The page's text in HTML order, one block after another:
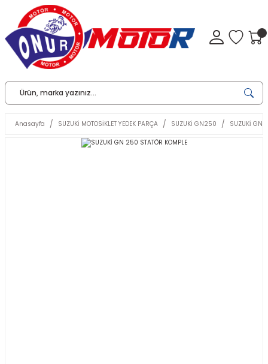
Anasayfa SUZUKİ MOTOSİKLET YEDEK PARÇA SUZUKİ GN250 SUZUKİ GN